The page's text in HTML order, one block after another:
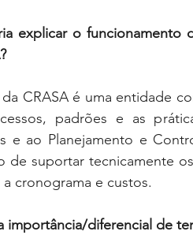
explicar o funcionamento
CRASA é uma entidade
padrões e as
e ao Planejamento e
de suportar tecnicamente
a cronograma e custos.
importância/diferencial de